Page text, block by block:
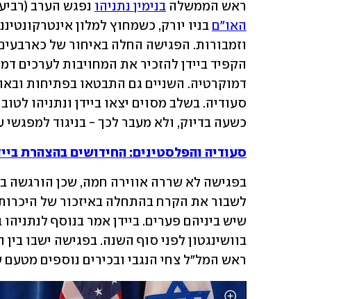
ראש הממשלה בנימין נתניהו נפגש הערב
האו"ם
כשעה בדיוק, ולא מעבר לכך - בניגוד למפגשי
סעודיה והפלסטינים: החידושים בהצהרת
ראש המל"ל צחי הנגבי ובכירים נוספים מטעם